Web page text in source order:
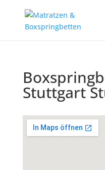
Stuttgart